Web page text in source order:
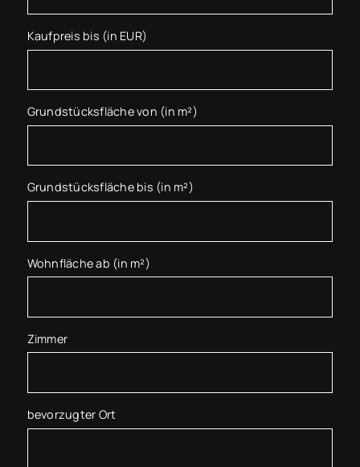
Kaufpreis bis (in EUR)
Grundstücksfläche von (in m²)
Grundstücksfläche bis (in m²)
Wohnfläche ab (in m²)
Zimmer
bevorzugter Ort